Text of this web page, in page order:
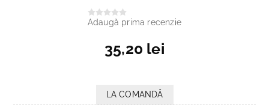
Adaugă prima recenzie
35,20 lei
LA COMANDĂ